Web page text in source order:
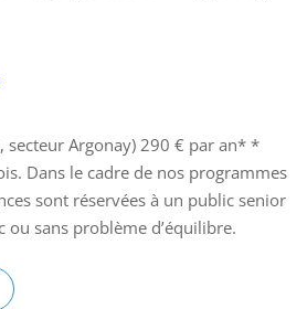
secteur Argonay) 290 € par an* *
Dans le cadre de nos programmes
sont réservées à un public senior
ou sans problème d’équilibre.